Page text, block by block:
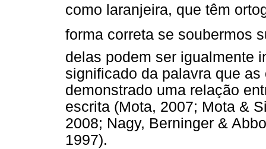
como laranjeira, que têm
forma correta se soubermos
delas podem ser igualmente
significado da palavra que
demonstrado uma relação
escrita (Mota, 2007; Mota &
2008; Nagy, Berninger &
1997).